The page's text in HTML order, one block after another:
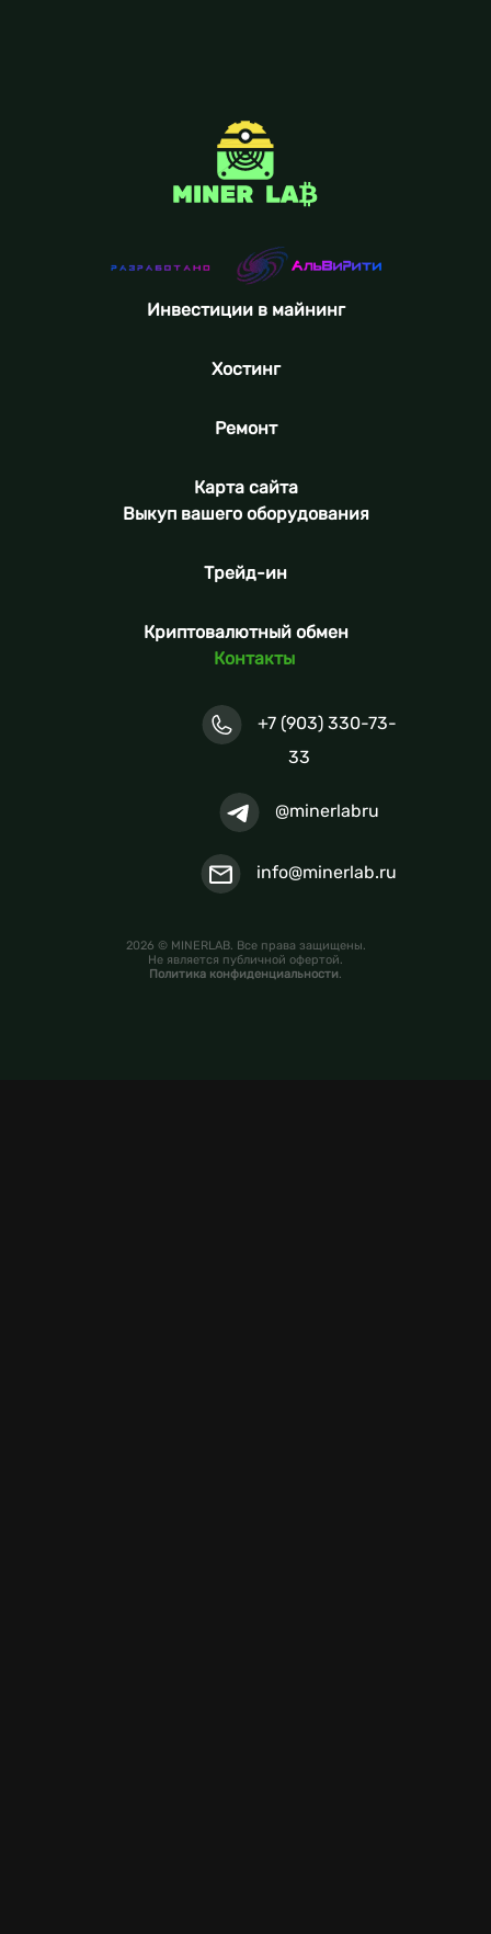
Инвестиции в майнинг
Хостинг
Ремонт
Карта сайта
Выкуп вашего оборудования
Трейд-ин
Криптовалютный обмен
Контакты
+7 (903) 330-73-
33
@minerlabru
info@minerlab.ru
2026 © MINERLAB. Все права защищены.
Не является публичной офертой.
Политика конфиденциальности.